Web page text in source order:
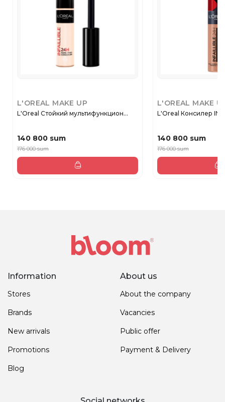
L'OREAL MAKE UP
L'Oreal Стойкий мультифункцион...
140 800 sum
176 000 sum
L'OREAL MAKE
L'Oreal Консилер
140 800 sum
176 000 sum
Information
Stores
Brands
New arrivals
Promotions
Blog
About us
About the company
Vacancies
Public offer
Payment & Delivery